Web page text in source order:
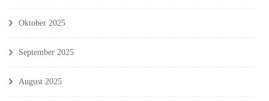
Oktober 2025
September 2025
August 2025